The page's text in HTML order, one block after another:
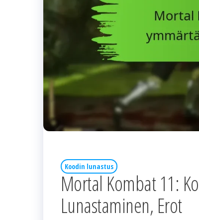
Koodin lunastus
Mortal Kombat 11:
Lunastaminen, Erot